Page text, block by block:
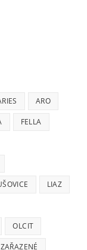
ARO
FELLA
LIAZ
OLCIT